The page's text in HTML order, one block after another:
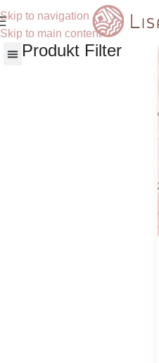
Skip to navigation
Skip to main content
Produkt Filter